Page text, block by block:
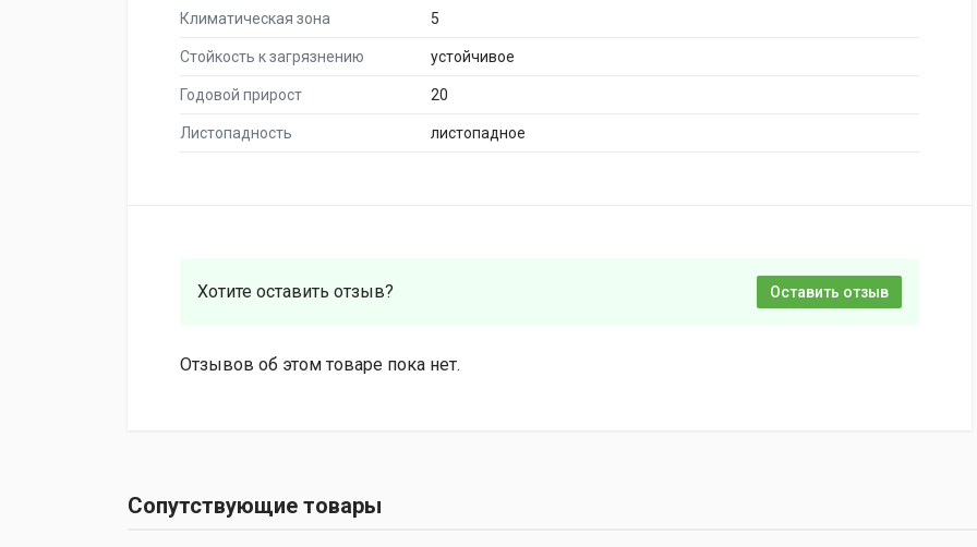
Климатическая зона 5
Стойкость к загрязнению устойчивое
Годовой прирост 20
Листопадность листопадное
Хотите оставить отзыв? Оставить отзыв
Отзывов об этом товаре пока нет.
Сопутствующие товары